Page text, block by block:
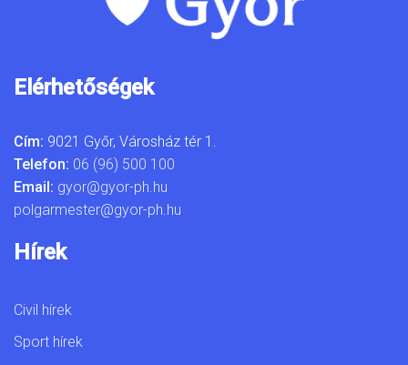
Elérhetőségek
Cím: 9021 Győr, Városház tér 1.
Telefon: 06 (96) 500 100
Email: gyor@gyor-ph.hu
polgarmester@gyor-ph.hu
Hírek
Civil hírek
Sport hírek